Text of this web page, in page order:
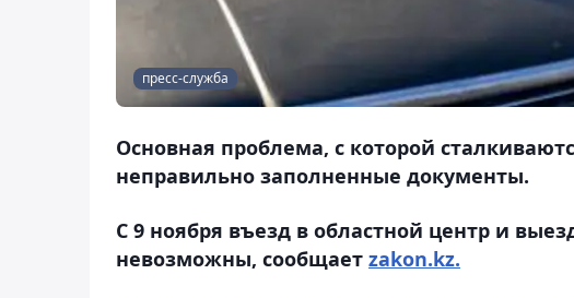
пресс-служба
Основная проблема, с которой
неправильно заполненные документы.
С 9 ноября въезд в областной центр и
невозможны, сообщает zakon.kz.